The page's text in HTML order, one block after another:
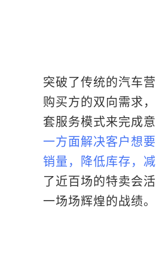
突破了传统的汽车
购买方的双向需求
套服务模式来完成
一方面解决客户想
销量，降低库存，
了近百场的特卖会
一场场辉煌的战绩。